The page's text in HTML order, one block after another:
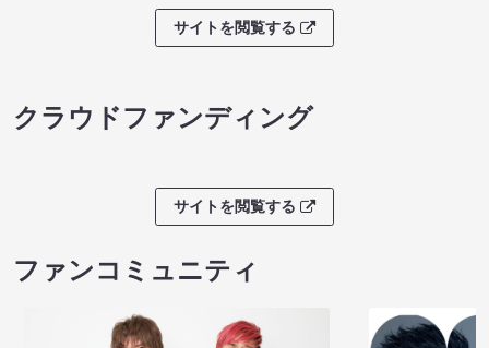
サイトを閲覧する
クラウドファンディング
サイトを閲覧する
ファンコミュニティ